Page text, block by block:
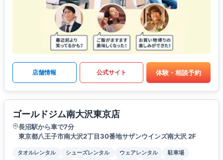
店舗情報 公式サイト 体験・相談予約
ゴールドジム南大沢東京店
長沼駅から車で7分
東京都八王子市南大沢2丁目30番地サザンウインズ南大沢 2F
タオルレンタル シューズレンタル ウェアレンタル
駐車場